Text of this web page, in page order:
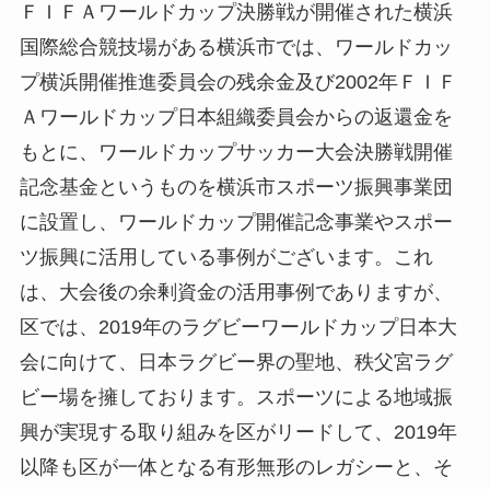
ＦＩＦＡワールドカップ決勝戦が開催された横浜
国際総合競技場がある横浜市では、ワールドカッ
プ横浜開催推進委員会の残余金及び2002年ＦＩＦ
Ａワールドカップ日本組織委員会からの返還金を
もとに、ワールドカップサッカー大会決勝戦開催
記念基金というものを横浜市スポーツ振興事業団
に設置し、ワールドカップ開催記念事業やスポー
ツ振興に活用している事例がございます。これ
は、大会後の余剰資金の活用事例でありますが、
区では、2019年のラグビーワールドカップ日本大
会に向けて、日本ラグビー界の聖地、秩父宮ラグ
ビー場を擁しております。スポーツによる地域振
興が実現する取り組みを区がリードして、2019年
以降も区が一体となる有形無形のレガシーと、そ